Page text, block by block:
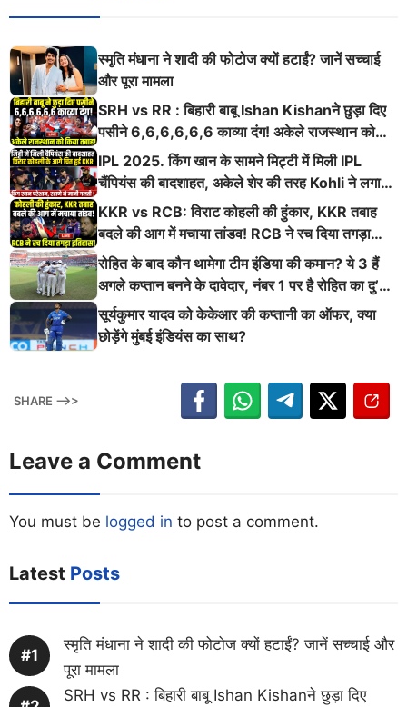
स्मृति मंधाना ने शादी की फोटोज क्यों हटाईं? जानें सच्चाई
और पूरा मामला
SRH vs RR : बिहारी बाबू Ishan Kishanने छुड़ा दिए
पसीने 6,6,6,6,6,6 काव्या दंग! अकेले राजस्थान को
किया तबाह!
IPL 2025. किंग खान के सामने मिट्टी में मिली IPL
चैंपियंस की बादशाहत, अकेले शेर की तरह Kohli ने लगाई
ऐसी दहाड़
KKR vs RCB: विराट कोहली की हुंकार, KKR तबाह
बदले की आग में मचाया तांडव! RCB ने रच दिया तगड़ा
इतिहास
रोहित के बाद कौन थामेगा टीम इंडिया की कमान? ये 3 हैं
अगले कप्तान बनने के दावेदार, नंबर 1 पर है रोहित का दु’
श्मन
सूर्यकुमार यादव को केकेआर की कप्तानी का ऑफर, क्या
छोड़ेंगे मुंबई इंडियंस का साथ?
SHARE -->>
Leave a Comment
You must be logged in to post a comment.
Latest Posts
स्मृति मंधाना ने शादी की फोटोज क्यों हटाईं? जानें सच्चाई और
पूरा मामला
SRH vs RR : बिहारी बाबू Ishan Kishanने छुड़ा दिए